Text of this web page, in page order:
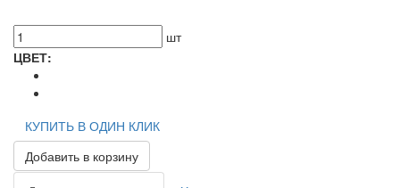
шт
ЦВЕТ:
КУПИТЬ В ОДИН КЛИК
Добавить в корзину